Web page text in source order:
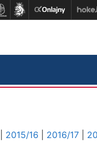
2015/16 2016/17